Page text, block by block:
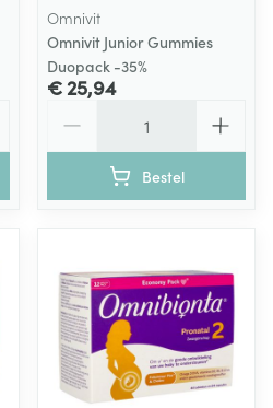
Omnivit
Omnivit Junior Gummies
Duopack -35%
€ 25,94
Bestel